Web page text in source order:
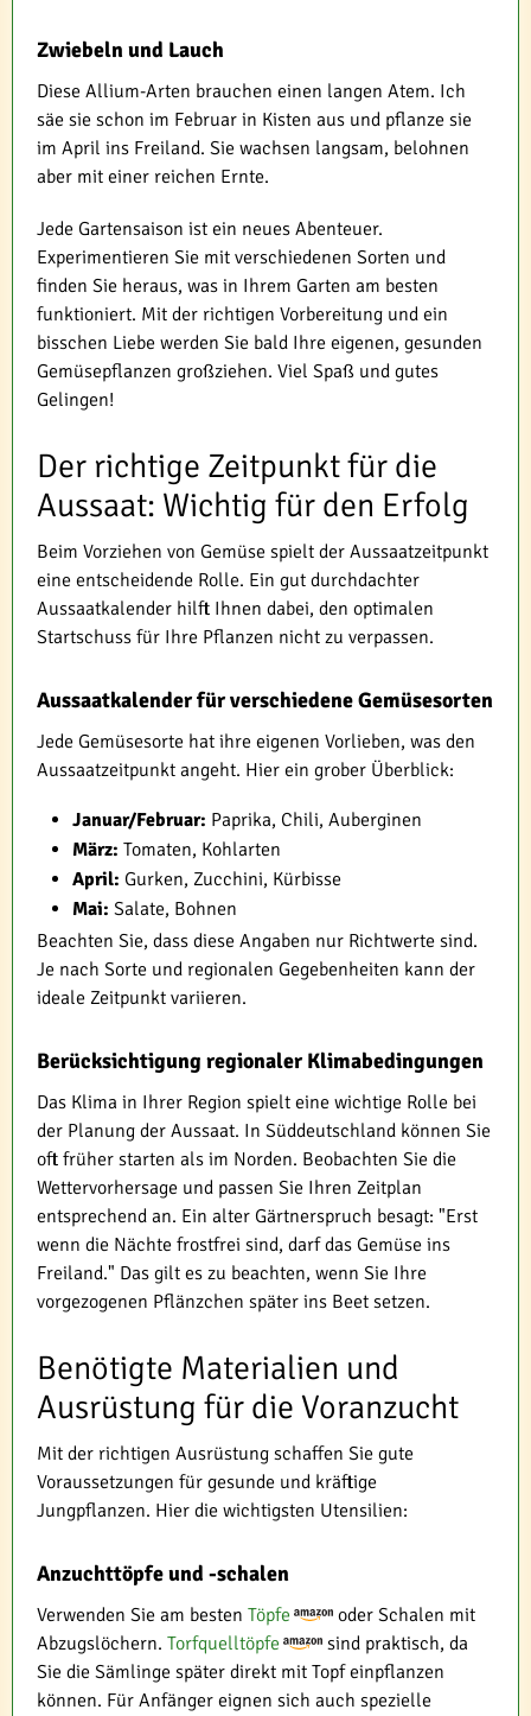
Zwiebeln und Lauch
Diese Allium-Arten brauchen einen langen Atem. Ich
säe sie schon im Februar in Kisten aus und pflanze sie
im April ins Freiland. Sie wachsen langsam, belohnen
aber mit einer reichen Ernte.
Jede Gartensaison ist ein neues Abenteuer.
Experimentieren Sie mit verschiedenen Sorten und
finden Sie heraus, was in Ihrem Garten am besten
funktioniert. Mit der richtigen Vorbereitung und ein
bisschen Liebe werden Sie bald Ihre eigenen, gesunden
Gemüsepflanzen großziehen. Viel Spaß und gutes
Gelingen!
Der richtige Zeitpunkt für die
Aussaat: Wichtig für den Erfolg
Beim Vorziehen von Gemüse spielt der Aussaatzeitpunkt
eine entscheidende Rolle. Ein gut durchdachter
Aussaatkalender hilft Ihnen dabei, den optimalen
Startschuss für Ihre Pflanzen nicht zu verpassen.
Aussaatkalender für verschiedene Gemüsesorten
Jede Gemüsesorte hat ihre eigenen Vorlieben, was den
Aussaatzeitpunkt angeht. Hier ein grober Überblick:
Januar/Februar: Paprika, Chili, Auberginen
März: Tomaten, Kohlarten
April: Gurken, Zucchini, Kürbisse
Mai: Salate, Bohnen
Beachten Sie, dass diese Angaben nur Richtwerte sind.
Je nach Sorte und regionalen Gegebenheiten kann der
ideale Zeitpunkt variieren.
Berücksichtigung regionaler Klimabedingungen
Das Klima in Ihrer Region spielt eine wichtige Rolle bei
der Planung der Aussaat. In Süddeutschland können Sie
oft früher starten als im Norden. Beobachten Sie die
Wettervorhersage und passen Sie Ihren Zeitplan
entsprechend an. Ein alter Gärtnerspruch besagt: "Erst
wenn die Nächte frostfrei sind, darf das Gemüse ins
Freiland." Das gilt es zu beachten, wenn Sie Ihre
vorgezogenen Pflänzchen später ins Beet setzen.
Benötigte Materialien und
Ausrüstung für die Voranzucht
Mit der richtigen Ausrüstung schaffen Sie gute
Voraussetzungen für gesunde und kräftige
Jungpflanzen. Hier die wichtigsten Utensilien:
Anzuchttöpfe und -schalen
Verwenden Sie am besten Töpfe
oder Schalen mit
Abzugslöchern. Torfquelltöpfe
sind praktisch, da
Sie die Sämlinge später direkt mit Topf einpflanzen
können. Für Anfänger eignen sich auch spezielle